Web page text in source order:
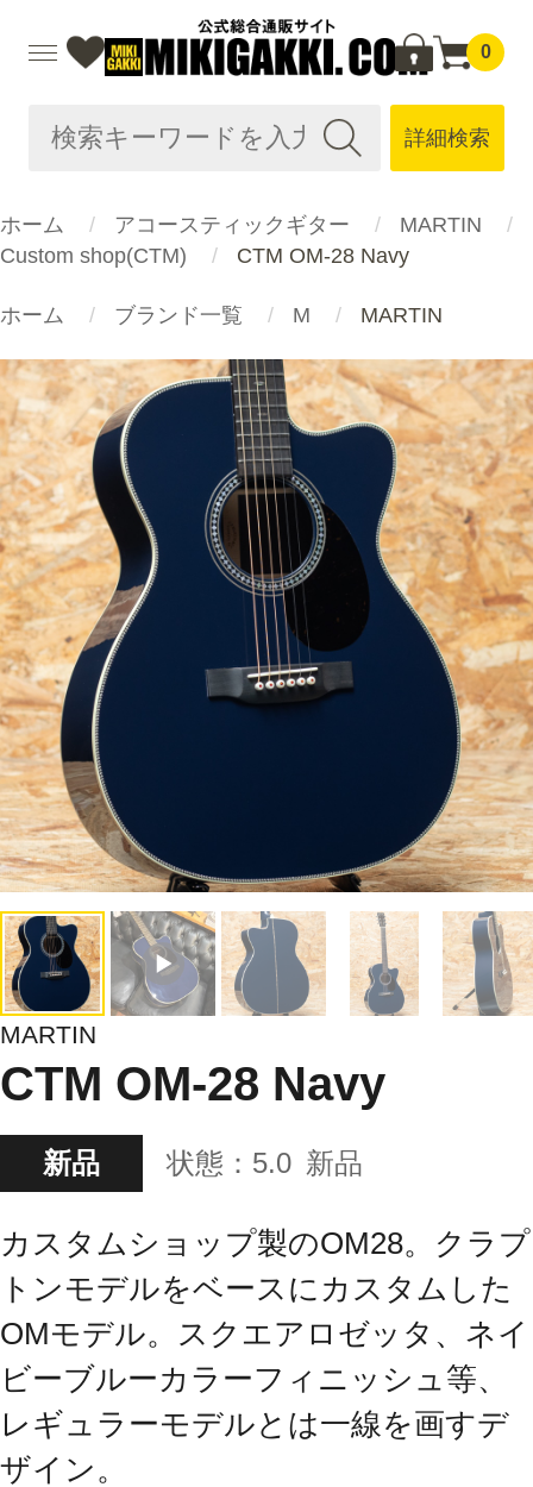
0
詳細検索
ホーム アコースティックギター
MARTIN
Custom shop(CTM)
CTM OM-28 Navy
ホーム ブランド一覧 M MARTIN
MARTIN
CTM OM-28 Navy
新品 状態： 5.0 新品
カスタムショップ製のOM28。クラプ
トンモデルをベースにカスタムした
OMモデル。スクエアロゼッタ、ネイ
ビーブルーカラーフィニッシュ等、
レギュラーモデルとは一線を画すデ
ザイン。